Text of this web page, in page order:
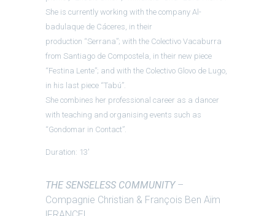
She is currently working with the company Al-
badulaque de Cáceres, in their
production “Serrana”; with the Colectivo Vacaburra
from Santiago de Compostela, in their new piece
“Festina Lente”; and with the Colectivo Glovo de Lugo,
in his last piece “Tabú”.
She combines her professional career as a dancer
with teaching and organising events such as
“Gondomar in Contact”.
Duration: 13′
THE SENSELESS COMMUNITY –
Compagnie Christian & François Ben Aïm